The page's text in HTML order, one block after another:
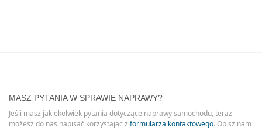
MASZ PYTANIA W SPRAWIE NAPRAWY?
Jeśli masz jakiekolwiek pytania dotyczące naprawy samochodu, teraz
możesz do nas napisać korzystając z formularza kontaktowego. Opisz nam